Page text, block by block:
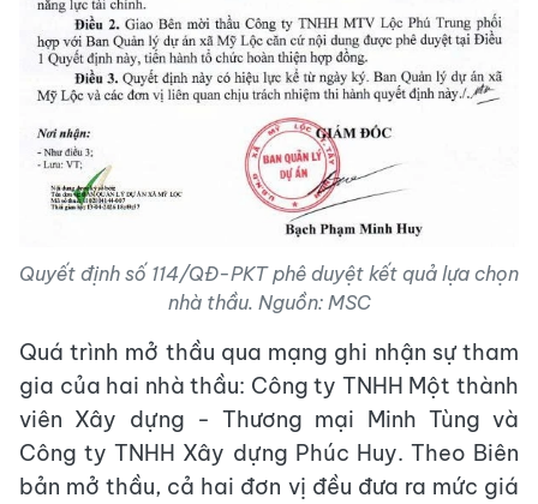
Quyết định số 114/QĐ-PKT phê duyệt kết quả lựa chọn
nhà thầu. Nguồn: MSC
Quá trình mở thầu qua mạng ghi nhận sự tham
gia của hai nhà thầu: Công ty TNHH Một thành
viên Xây dựng - Thương mại Minh Tùng và
Công ty TNHH Xây dựng Phúc Huy. Theo Biên
bản mở thầu, cả hai đơn vị đều đưa ra mức giá